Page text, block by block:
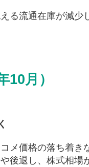
る流通在庫が減少
月）
メ価格の落ち着き
後退し、株式相